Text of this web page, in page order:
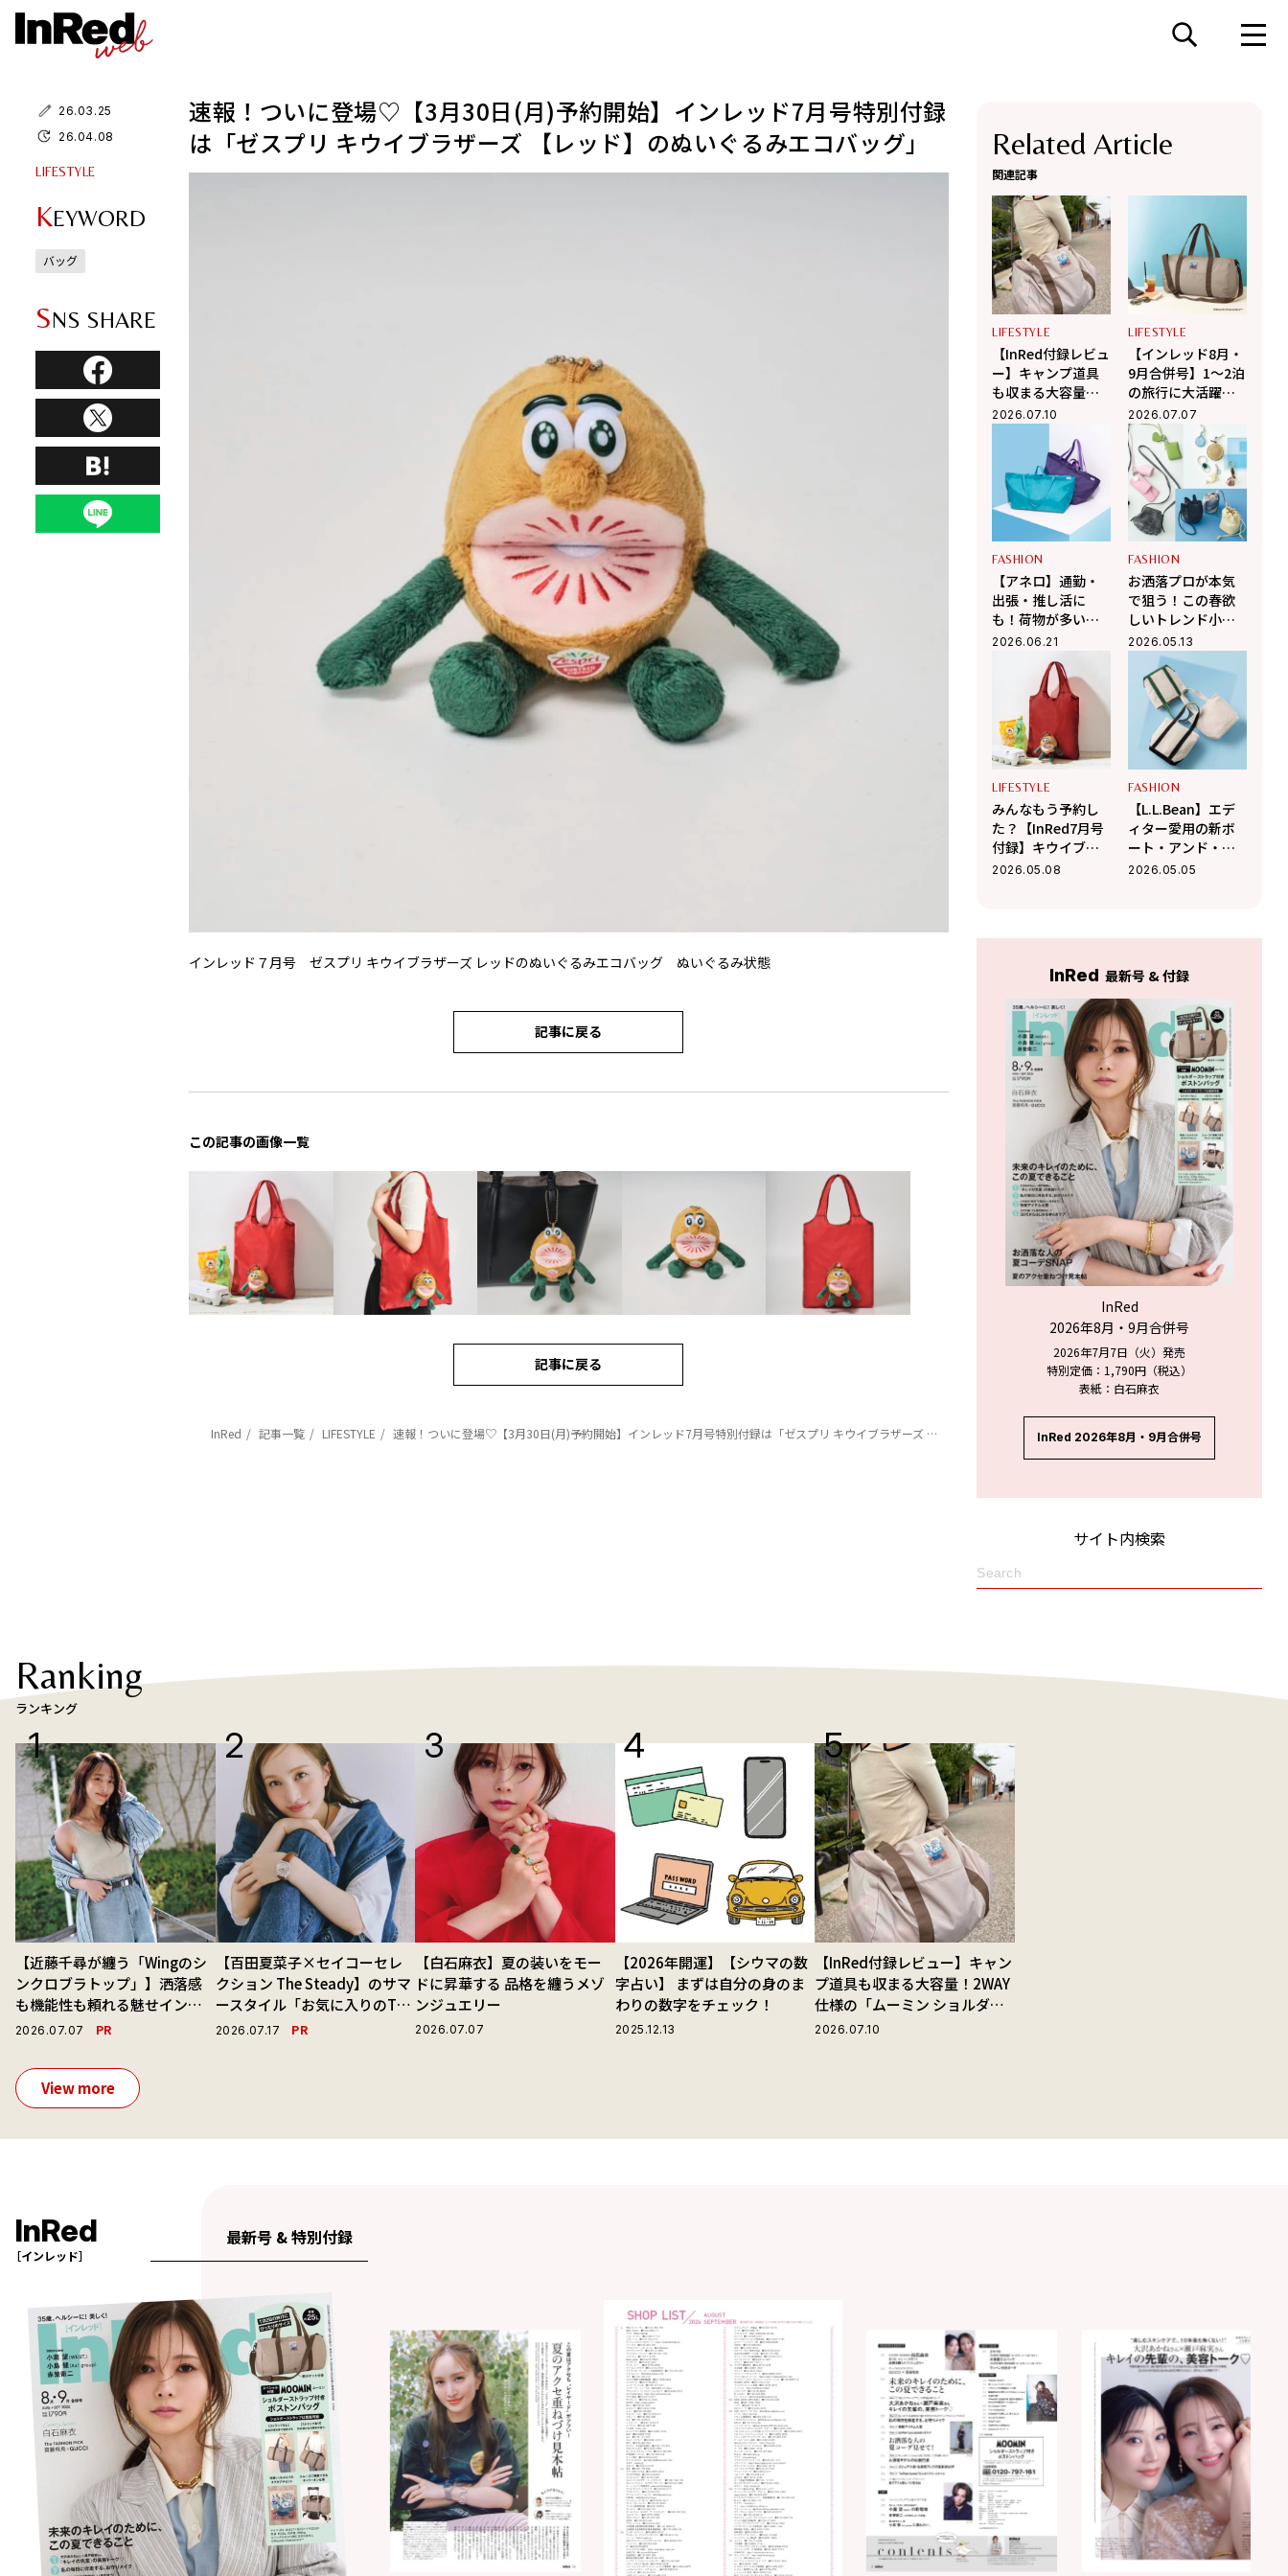
速報！ついに登場♡【3月30日(月)予約開始】インレッド7月号特別付録
は「ゼスプリ キウイブラザーズ 【レッド】のぬいぐるみエコバッグ」
インレッド７月号 ゼスプリ キウイブラザーズ レッドのぬいぐるみエコバッグ ぬいぐるみ状態
記事に戻る
この記事の画像一覧
記事に戻る
InRed 記事一覧 LIFESTYLE 速報！ついに登場♡【3月30日(月)予約開始】インレッド7月号特別付録は「ゼスプリ キウイブラザーズ 【レッド】のぬいぐるみエコバッグ」
26.03.25
26.04.08
LIFESTYLE
KEYWORD
バッグ
SNS SHARE
Related Article
関連記事
LIFESTYLE
【InRed付録レビュ
ー】キャンプ道具
も収まる大容量！
2WAY仕様の「ムー
ミン ショルダース
トラップ付きボス
トンバッグ」が夏
旅におすすめな理
由
2026.07.10
LIFESTYLE
【インレッド8月・
9月合併号】1〜2泊
の旅行に大活躍！
ムーミンのボスト
ンバッグ付録
2026.07.07
FASHION
【アネロ】通勤・
出張・推し活に
も！荷物が多い人
ほど感動する“気の
利きすぎ”な新作大
容量バッグが凄す
2026.06.21
FASHION
お洒落プロが本気
で狙う！この春欲
しいトレンド小物
３選
2026.05.13
LIFESTYLE
みんなもう予約し
た？【InRed7月号
付録】キウイブラ
ザーズ“レッド”の
2026.05.08
FASHION
【L.L.Bean】エデ
ィター愛用の新ボ
ート・アンド・ト
ートは、パソコン
2026.05.05
InRed 最新号 & 付録
InRed
2026年8月・9月合併号
2026年7月7日（火）発売
特別定価：1,790円（税込）
表紙：白石麻衣
InRed 2026年8月・9月合併号
サイト内検索
Ranking
ランキング
【近藤千尋が纏う「Wingのシ
ンクロブラトップ」】洒落感
も機能性も頼れる魅せインナ
ーで毎日を心地よくアプデ！
2026.07.07 PR
【百田夏菜子×セイコーセレ
クション The Steady】のサマ
ースタイル「お気に入りのTシ
ャツと最高の時計と。」
2026.07.17 PR
【白石麻衣】夏の装いをモー
ドに昇華する 品格を纏うメゾ
ンジュエリー
2026.07.07
【2026年開運】【シウマの数
字占い】 まずは自分の身のま
わりの数字をチェック！
2025.12.13
【InRed付録レビュー】キャン
プ道具も収まる大容量！2WAY
仕様の「ムーミン ショルダー
ストラップ付きボストンバッ
2026.07.10
View more
InRed
［インレッド］
最新号 & 特別付録